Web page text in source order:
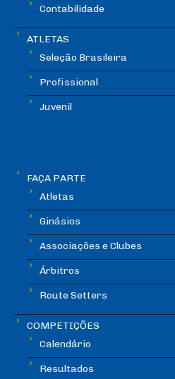
Contabilidade
ATLETAS
Seleção Brasileira
Profissional
Juvenil
FAÇA PARTE
Atletas
Ginásios
Associações e Clubes
Árbitros
Route Setters
COMPETIÇÕES
Calendário
Resultados